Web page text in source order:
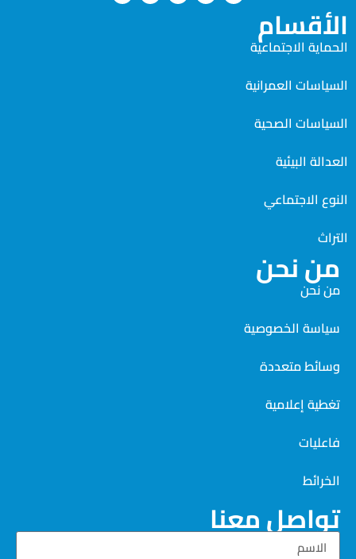
الأقسام
الحماية الاجتماعية
السياسات العمرانية
السياسات الصحية
العدالة البيئية
النوع الاجتماعي
التراث
من نحن
من نحن
سياسة الخصوصية
وسائط متعددة
تغطية إعلامية
فاعليات
الخرائط
تواصل معنا